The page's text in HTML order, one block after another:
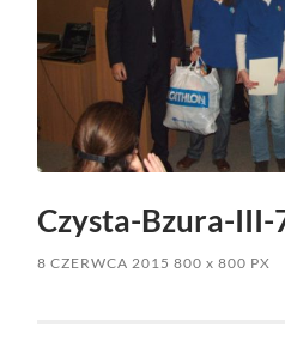
Czysta-Bzura-III-
8 CZERWCA 2015 800x 800 PX